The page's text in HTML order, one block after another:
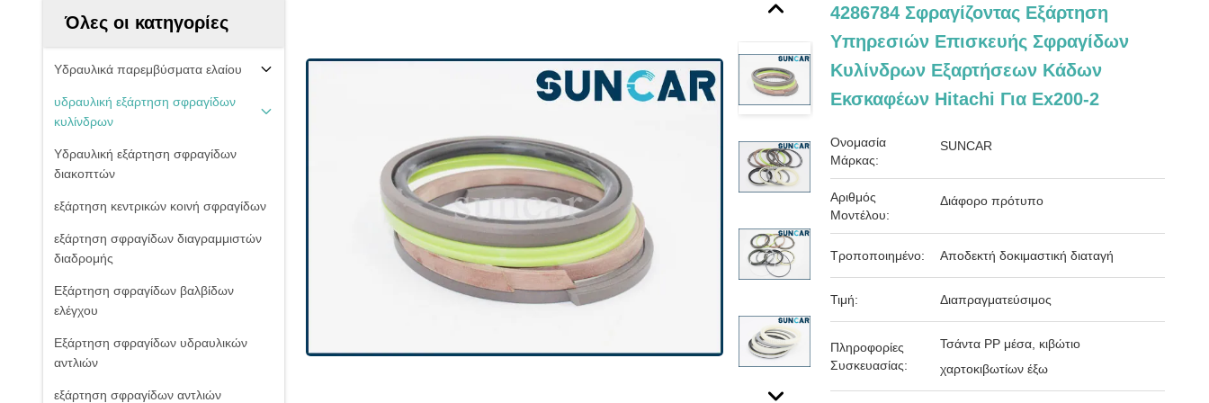
Όλες οι κατηγορίες
Υδραυλικά παρεμβύσματα ελαίου
υδραυλική εξάρτηση σφραγίδων
κυλίνδρων
Υδραυλική εξάρτηση σφραγίδων
διακοπτών
εξάρτηση κεντρικών κοινή σφραγίδων
εξάρτηση σφραγίδων διαγραμμιστών
διαδρομής
Εξάρτηση σφραγίδων βαλβίδων
ελέγχου
Εξάρτηση σφραγίδων υδραυλικών
αντλιών
εξάρτηση σφραγίδων αντλιών
4286784 Σφραγίζοντας Εξάρτηση
Υπηρεσιών Επισκευής Σφραγίδων
Κυλίνδρων Εξαρτήσεων Κάδων
Εκσκαφέων Hitachi Για Ex200-2
Ονομασία
Μάρκας:
SUNCAR
Αριθμός
Μοντέλου:
Διάφορο πρότυπο
Τροποποιημένο: Αποδεκτή δοκιμαστική διαταγή
Τιμή: Διαπραγματεύσιμος
Πληροφορίες
Συσκευασίας:
Τσάντα PP μέσα, κιβώτιο
χαρτοκιβωτίων έξω